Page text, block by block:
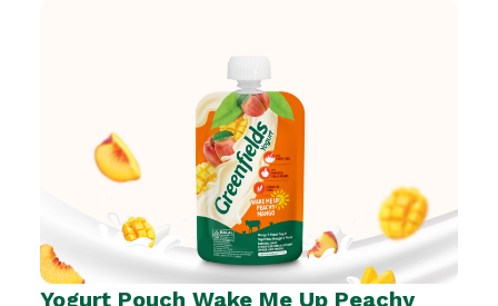
Yogurt Pouch Wake Me Up Peachy